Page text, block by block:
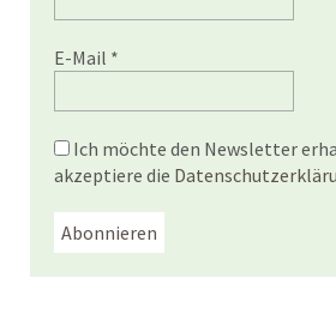
E-Mail *
Ich möchte den Newsletter
akzeptiere die